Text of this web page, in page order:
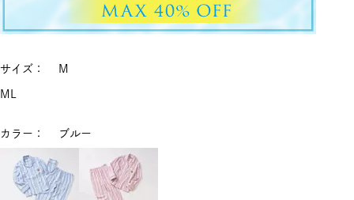
サイズ M
M
カラー ブルー